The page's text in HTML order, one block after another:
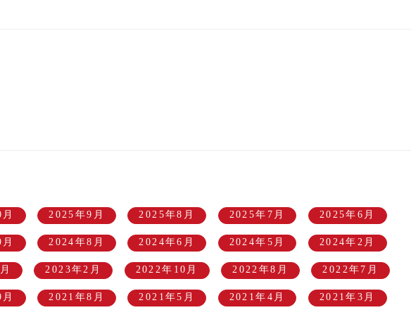
2025年9月 2025年8月 2025年7月 2025年6月
2024年8月 2024年6月 2024年5月 2024年2月
2023年2月 2022年10月 2022年8月 2022年7月
2021年8月 2021年5月 2021年4月 2021年3月